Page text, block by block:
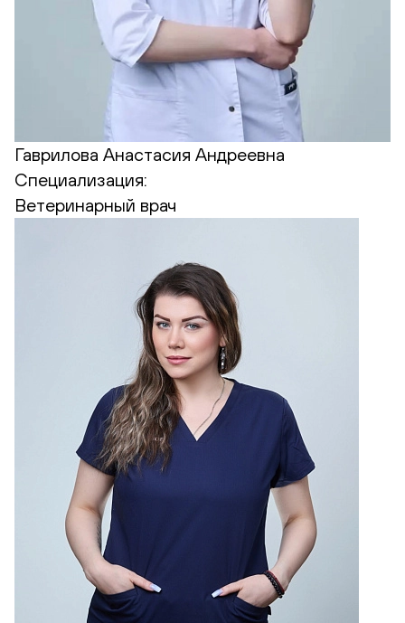
Гаврилова Анастасия Андреевна
Специализация:
Ветеринарный врач